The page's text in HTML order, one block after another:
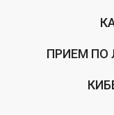
ПРИЕМ